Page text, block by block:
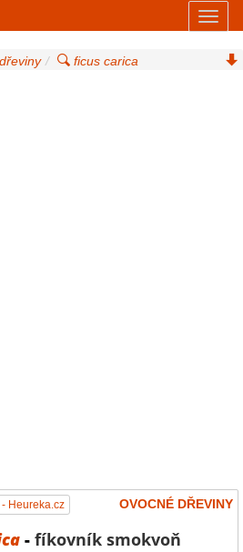
ficus carica
OVOCNÉ DŘEVINY
Heureka.cz
- fíkovník smokvoň